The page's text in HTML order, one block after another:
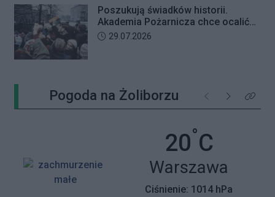
Poszukują świadków historii.
Akademia Pożarnicza chce ocalić
wspomnienia z pamiętnego strajku
Data dodania artykułu:
29.07.2026
Pogoda na Żoliborzu Poprzednie
NastępneKliknij
20°C
Miasto:
Warszawa
Ciśnienie: 1014 hPa